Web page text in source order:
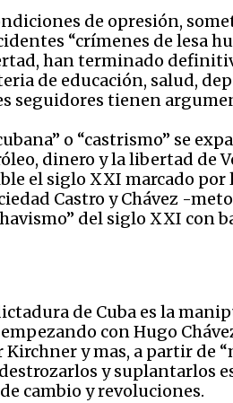
de opresión,
“crímenes de lesa
han terminado
de educación, salud,
seguidores tienen
o “castrismo” se
dinero y la libertad de
el siglo XXI marcado
Castro y Chávez -
del siglo XXI
de Cuba es la
con Hugo
Kirchner y mas, a partir
y suplantarlos
cambio y revoluciones.